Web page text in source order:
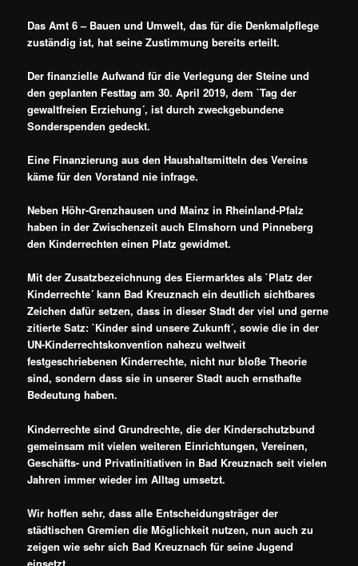
Das Amt 6 – Bauen und Umwelt, das für die Denkmalpflege
zuständig ist, hat seine Zustimmung bereits erteilt.
Der finanzielle Aufwand für die Verlegung der Steine und
den geplanten Festtag am 30. April 2019, dem `Tag der
gewaltfreien Erziehung´, ist durch zweckgebundene
Sonderspenden gedeckt.
Eine Finanzierung aus den Haushaltsmitteln des Vereins
käme für den Vorstand nie infrage.
Neben Höhr-Grenzhausen und Mainz in Rheinland-Pfalz
haben in der Zwischenzeit auch Elmshorn und Pinneberg
den Kinderrechten einen Platz gewidmet.
Mit der Zusatzbezeichnung des Eiermarktes als `Platz der
Kinderrechte´ kann Bad Kreuznach ein deutlich sichtbares
Zeichen dafür setzen, dass in dieser Stadt der viel und gerne
zitierte Satz: `Kinder sind unsere Zukunft´, sowie die in der
UN-Kinderrechtskonvention nahezu weltweit
festgeschriebenen Kinderrechte, nicht nur bloße Theorie
sind, sondern dass sie in unserer Stadt auch ernsthafte
Bedeutung haben.
Kinderrechte sind Grundrechte, die der Kinderschutzbund
gemeinsam mit vielen weiteren Einrichtungen, Vereinen,
Geschäfts- und Privatinitiativen in Bad Kreuznach seit vielen
Jahren immer wieder im Alltag umsetzt.
Wir hoffen sehr, dass alle Entscheidungsträger der
städtischen Gremien die Möglichkeit nutzen, nun auch zu
zeigen wie sehr sich Bad Kreuznach für seine Jugend
einsetzt.